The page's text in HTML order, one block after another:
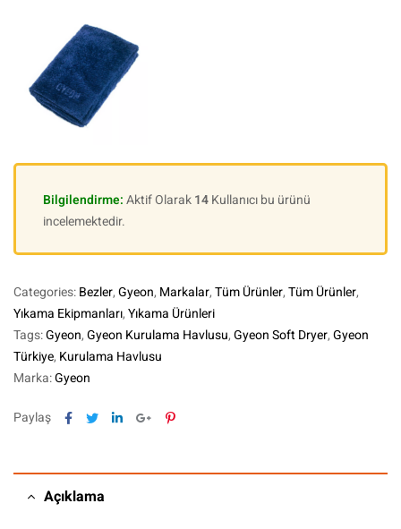
Bilgilendirme:Aktif Olarak14Kullanıcı bu ürünü
incelemektedir.
Categories:Bezler,Gyeon, Markalar,Tüm Ürünler,Tüm Ürünler,
Yıkama Ekipmanları,Yıkama Ürünleri
Tags:Gyeon,Gyeon Kurulama Havlusu,Gyeon Soft Dryer,Gyeon
Türkiye, Kurulama Havlusu
Marka:Gyeon
Paylaş Facebook
TwitterLinkedinGoogle+Pinterest
Açıklama